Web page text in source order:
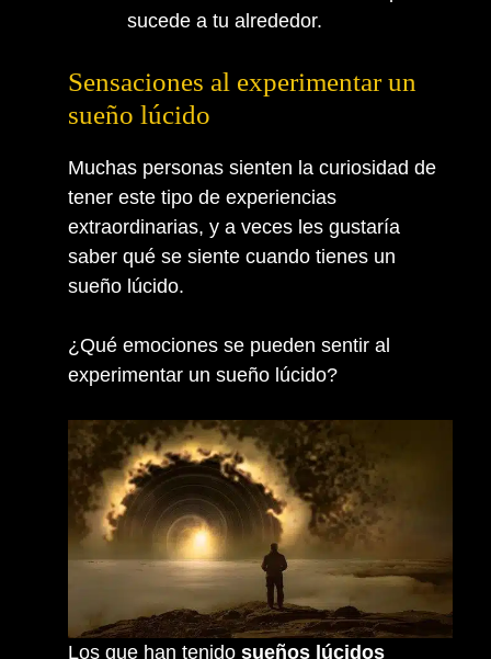
sucede a tu alrededor.
Sensaciones al experimentar un
sueño lúcido
Muchas personas sienten la curiosidad de
tener este tipo de experiencias
extraordinarias, y a veces les gustaría
saber qué se siente cuando tienes un
sueño lúcido.
¿Qué emociones se pueden sentir al
experimentar un sueño lúcido?
Los que han tenido sueños lúcidos